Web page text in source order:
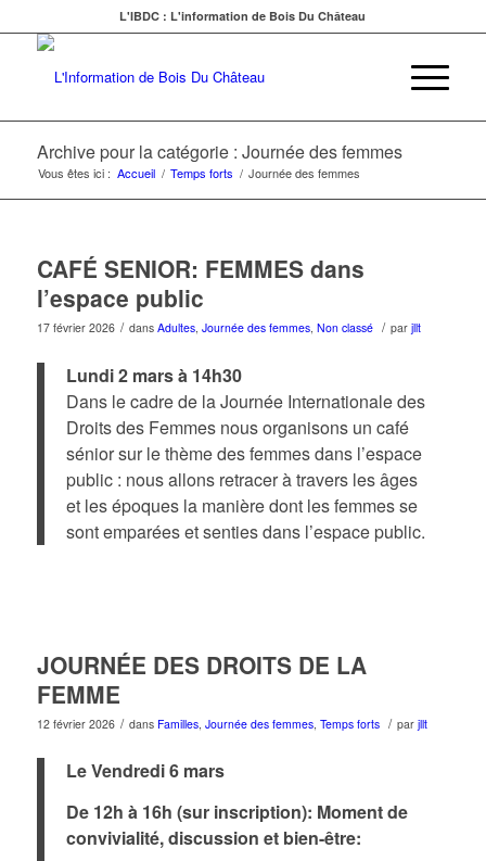
L'IBDC : L'information de Bois Du Château
Archive pour la catégorie : Journée des femmes
Vous êtes ici : Accueil / Temps forts / Journée des femmes
CAFÉ SENIOR: FEMMES dans
l’espace public
17 février 2026 / dans Adultes, Journée des femmes, Non classé / par jllt
Lundi 2 mars à 14h30
Dans le cadre de la Journée Internationale des
Droits des Femmes nous organisons un café
sénior sur le thème des femmes dans l’espace
public : nous allons retracer à travers les âges
et les époques la manière dont les femmes se
sont emparées et senties dans l’espace public.
JOURNÉE DES DROITS DE LA
FEMME
12 février 2026 / dans Familles, Journée des femmes, Temps forts / par jllt
Le Vendredi 6 mars
De 12h à 16h (sur inscription): Moment de
convivialité, discussion et bien-être: